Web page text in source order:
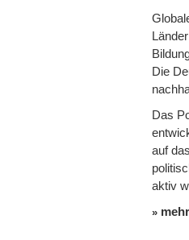
Die
Das
auf
aktiv